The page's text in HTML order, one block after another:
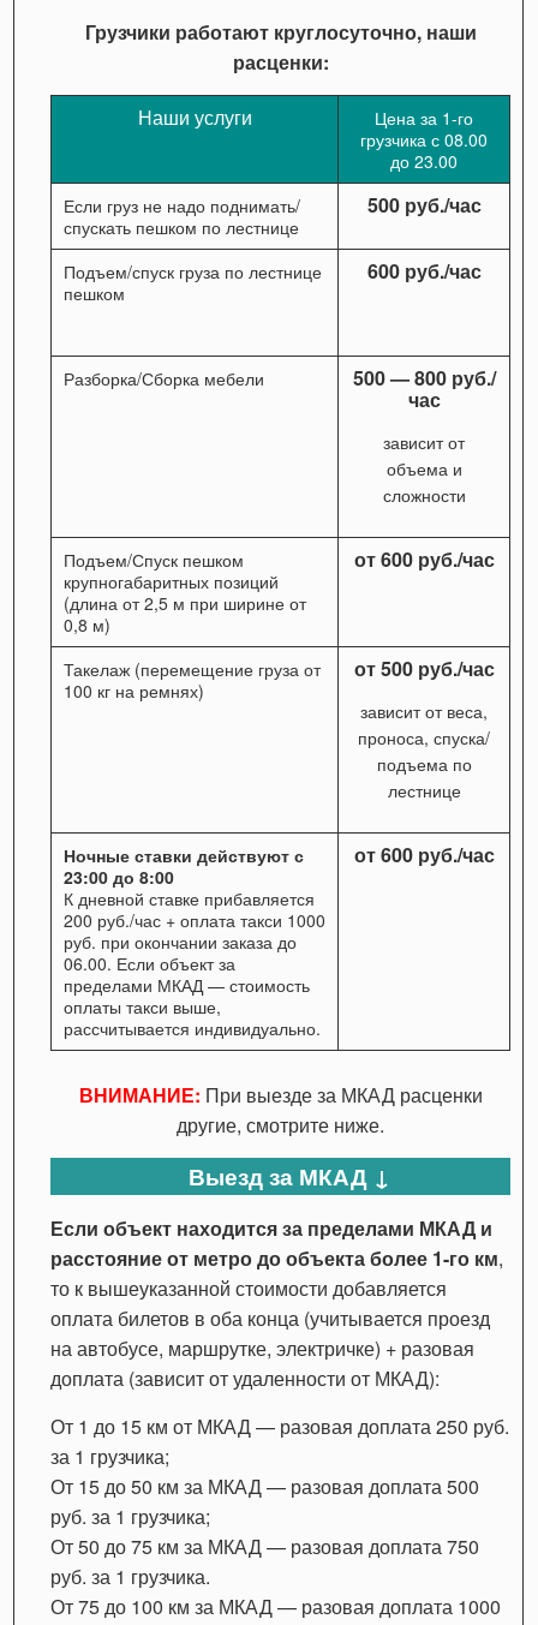
Грузчики работают круглосуточно, наши
расценки:
Наши услуги
Цена за 1-го
грузчика с 08.00
до 23.00
Если груз не надо поднимать/
спускать пешком по лестнице
500 руб./час
Подъем/спуск груза по лестнице
пешком
600 руб./час
Разборка/Сборка мебели 500 — 800 руб./
час
зависит от
объема и
сложности
Подъем/Спуск пешком
крупногабаритных позиций
(длина от 2,5 м при ширине от
0,8 м)
от 600 руб./час
Такелаж (перемещение груза от
100 кг на ремнях)
от 500 руб./час
зависит от веса,
проноса, спуска/
подъема по
лестнице
Ночные ставки действуют с
23:00 до 8:00
К дневной ставке прибавляется
200 руб./час + оплата такси 1000
руб. при окончании заказа до
06.00. Если объект за
пределами МКАД — стоимость
оплаты такси выше,
рассчитывается индивидуально.
от 600 руб./час
ВНИМАНИЕ: При выезде за МКАД расценки
другие, смотрите ниже.
Выезд за МКАД ↓
Если объект находится за пределами МКАД и
расстояние от метро до объекта более 1-го км,
то к вышеуказанной стоимости добавляется
оплата билетов в оба конца (учитывается проезд
на автобусе, маршрутке, электричке) + разовая
доплата (зависит от удаленности от МКАД):
От 1 до 15 км от МКАД — разовая доплата 250 руб.
за 1 грузчика;
От 15 до 50 км за МКАД — разовая доплата 500
руб. за 1 грузчика;
От 50 до 75 км за МКАД — разовая доплата 750
руб. за 1 грузчика.
От 75 до 100 км за МКАД — разовая доплата 1000